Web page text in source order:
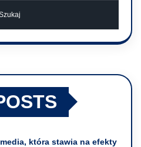
która stawia na efekty